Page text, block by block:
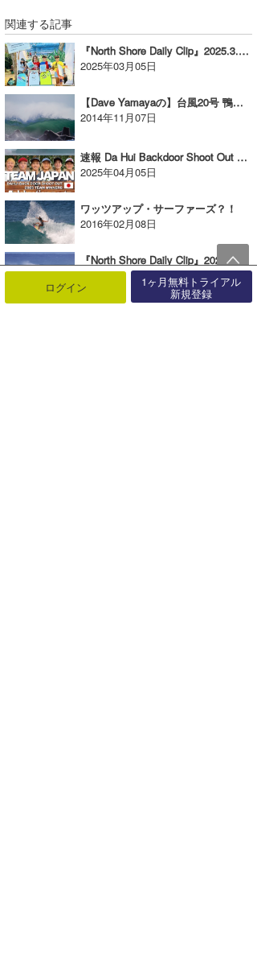
関連する記事
『North Shore Daily Clip』2025.3.3 @ PIPE & BACKDOOR
2025年03月05日
【Dave Yamayaの】台風20号 鴨川リポート
2014年11月07日
速報 Da Hui Backdoor Shoot Out Celebration Party in Okinawa
2025年04月05日
ワッツアップ・サーファーズ？！
2016年02月08日
『North Shore Daily Clip』2021.3.4 @ Sunset beach オオノマサトシ、他によるサンセットビーチセッションの映像
2021年03月06日
ログイン 1ヶ月無料トライアル
新規登録